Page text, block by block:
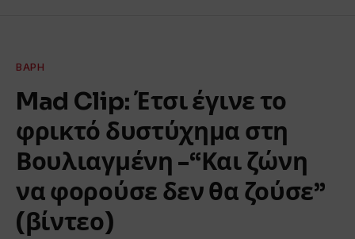
ΒΆΡΗ
Mad Clip: Έτσι έγινε το
φρικτό δυστύχημα στη
Βουλιαγμένη -“Και ζώνη
να φορούσε δεν θα ζούσε”
(βίντεο)